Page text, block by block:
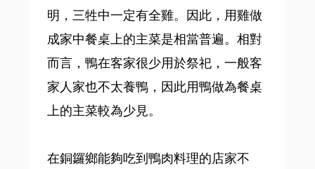
明，三牲中一定有全雞。因此，用雞做
成家中餐桌上的主菜是相當普遍。相對
而言，鴨在客家很少用於祭祀，一般客
家人家也不太養鴨，因此用鴨做為餐桌
上的主菜較為少見。
在銅鑼鄉能夠吃到鴨肉料理的店家不